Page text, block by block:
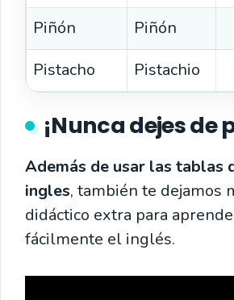
Piñón Piñón
Pistacho Pistachio
¡Nunca dejes de
Además de usar las tablas
ingles, también te dejamos
didáctico extra para
fácilmente el inglés.